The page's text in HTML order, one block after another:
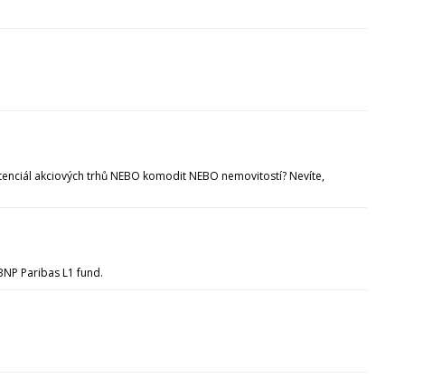
akciových trhů NEBO komodit NEBO nemovitostí? Nevíte,
Paribas L1 fund.